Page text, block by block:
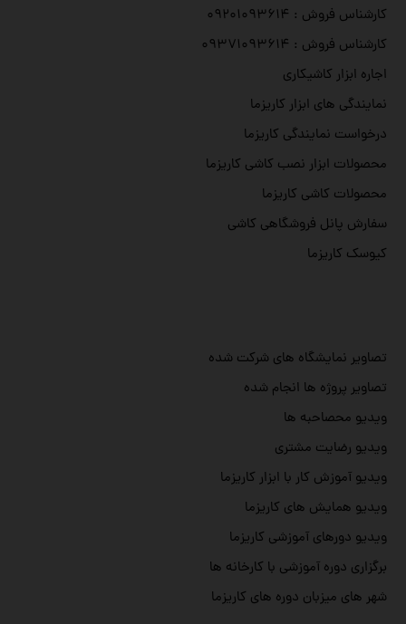
تصاویر نمایشگاه های شرکت شده
تصاویر پروژه ها انجام شده
ویدیو محصاحبه ها
ویدیو رضایت مشتری
ویدیو آموزش کار با ابزار کاریزما
ویدیو همایش های کاریزما
ویدیو دورهای آموزشی کاریزما
برگزاری دوره آموزشی با کارخانه ها
شهر های میزبان دوره های کاریزما
کارشناس فروش : ۰۹۲۰۱۰۹۳۶۱۴
کارشناس فروش : ۰۹۳۷۱۰۹۳۶۱۴
اجاره ابزار کاشیکاری
نمایندگی های ابزار کاریزما
درخواست نمایندگی کاریزما
محصولات ابزار نصب کاشی کاریزما
محصولات کاشی کاریزما
سفارش پانل فروشگاهی کاشی
کیوسک کاریزما